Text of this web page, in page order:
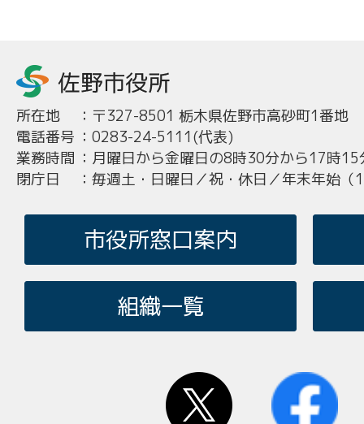
所在地 ： 〒327-8501 栃木県佐野市高砂町1番地
電話番号 ： 0283-24-5111(代表)
業務時間 ： 月曜日から金曜日の8時30分から17時15
閉庁日
： 毎週土・日曜日／祝・休日／年末年始
市役所窓口案内
組織一覧